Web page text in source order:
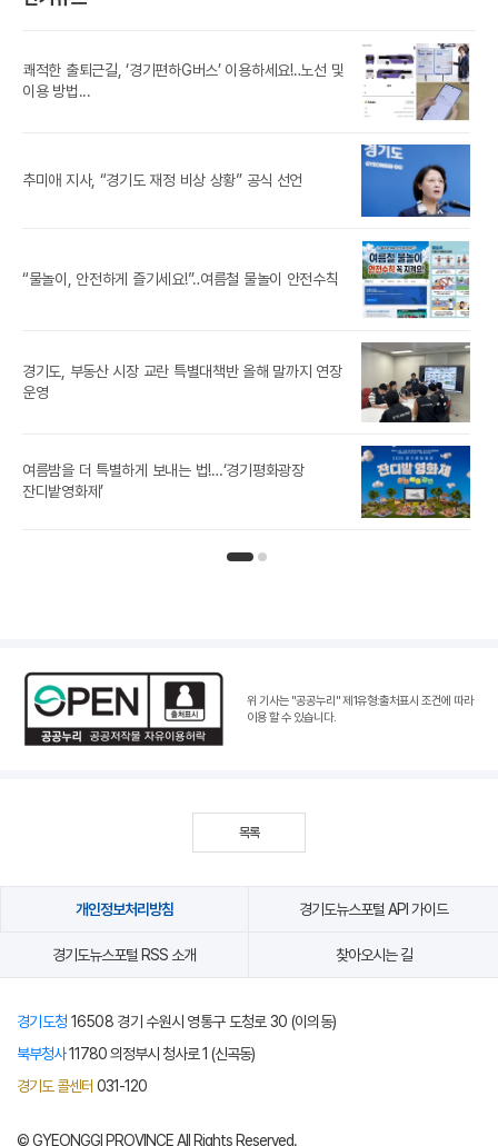
쾌적한 출퇴근길, ‘경기편하G버스’ 이용하세요!‥노선 및
이용 방법...
추미애 지사, “경기도 재정 비상 상황” 공식 선언
“물놀이, 안전하게 즐기세요!”‥여름철 물놀이 안전수칙
경기도, 부동산 시장 교란 특별대책반 올해 말까지 연장
운영
여름밤을 더 특별하게 보내는 법!…‘경기평화광장
잔디밭영화제’
위 기사는 "공공누리"제1유형:출처표시 조건에 따라
이용 할 수 있습니다.
목록
개인정보처리방침 경기도뉴스포털 API 가이드
경기도뉴스포털 RSS 소개 찾아오시는 길
경기도청 16508 경기 수원시 영통구 도청로 30 (이의동)
북부청사11780 의정부시 청사로 1 (신곡동)
경기도 콜센터 031-120
© GYEONGGI PROVINCE All Rights Reserved.